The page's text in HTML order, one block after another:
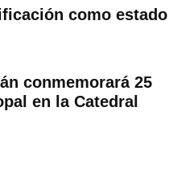
como estado
conmemorará 25
en la Catedral